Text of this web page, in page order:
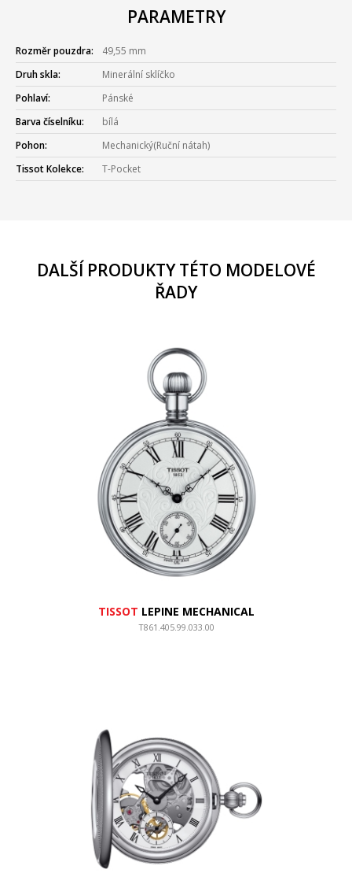
PARAMETRY
Rozměr pouzdra:
49,55 mm
Druh skla:
Minerální sklíčko
Pohlaví:
Pánské
Barva číselníku:
bílá
Pohon:
Mechanický(Ruční nátah)
Tissot Kolekce:
T-Pocket
DALŠÍ PRODUKTY TÉTO MODELOVÉ
ŘADY
TISSOT LEPINE MECHANICAL
T861.405.99.033.00